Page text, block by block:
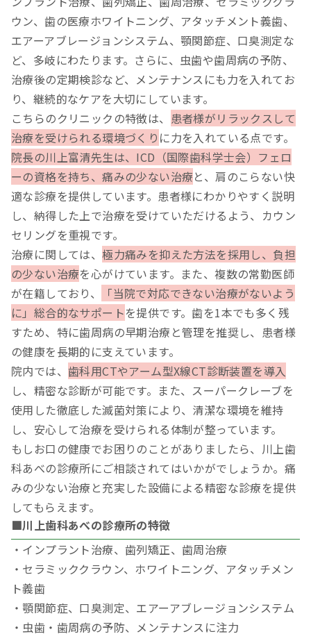
ウン、歯の医療ホワイトニング、アタッチメント義歯、
エアーアブレージョンシステム、顎関節症、口臭測定な
ど、多岐にわたります。さらに、虫歯や歯周病の予防、
治療後の定期検診など、メンテナンスにも力を入れてお
り、継続的なケアを大切にしています。
こちらのクリニックの特徴は、 患者様がリラックスして
治療を受けられる環境づくり に力を入れている点です。
院長の川上富清先生は、ICD（国際歯科学士会）フェロ
ーの資格を持ち、痛みの少ない治療と、肩のこらない快
適な診療を提供しています。患者様にわかりやすく説明
し、納得した上で治療を受けていただけるよう、カウン
セリングを重視です。
治療に関しては、極力痛みを抑えた方法を採用し、負担
の少ない治療を心がけています。また、複数の常勤医師
が在籍しており、
「当院で対応できない治療がないよう
に」総合的なサポートを提供です。歯を1本でも多く残
すため、特に歯周病の早期治療と管理を推奨し、患者様
の健康を長期的に支えています。
院内では、 歯科用CTやアーム型X線CT診断装置を導入
し、精密な診断が可能です。また、スーパークレーブを
使用した徹底した滅菌対策により、清潔な環境を維持
し、安心して治療を受けられる体制が整っています。
もしお口の健康でお困りのことがありましたら、川上歯
科あべの診療所にご相談されてはいかがでしょうか。痛
みの少ない治療と充実した設備による精密な診療を提供
してもらえます。
■川上歯科あべの診療所の特徴
・インプラント治療、歯列矯正、歯周治療
・セラミッククラウン、ホワイトニング、アタッチメン
ト義歯
・顎関節症、口臭測定、エアーアブレージョンシステム
・虫歯・歯周病の予防、メンテナンスに注力